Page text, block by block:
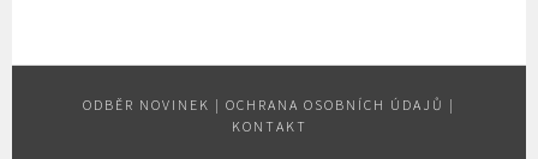
ODBĚR NOVINEK | OCHRANA OSOBNÍCH ÚDAJŮ |
KONTAKT